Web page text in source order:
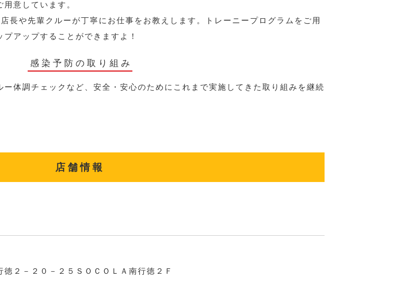
意しています。
長や先輩クルーが丁寧にお仕事をお教えします。トレーニープログラムをご用
アップすることができますよ！
感染予防の取り組み
体調チェックなど、安全・安心のためにこれまで実施してきた取り組みを継続
店舗情報
徳２－２０－２５ＳＯＣＯＬＡ南行徳２Ｆ